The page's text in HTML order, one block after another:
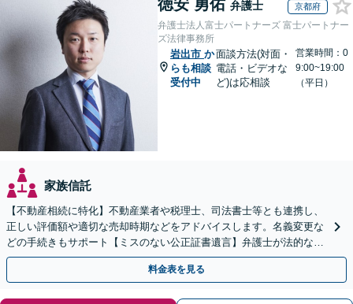
徳安 勇佑 弁護士 京都府
弁護士法人富士パートナーズ 富士パートナー
ズ法律事務所
岩出市 か
らも相談
受付中
面談方法(対面・
電話・ビデオな
ど)は応相談
営業時間：0
9:00~19:00
（平日）
家族信託
【不動産相続に特化】不動産業者や税理士、司法書士等とも連携し、
正しい評価額や適切な売却時期などをアドバイスします。名義変更な
どの手続きもサポート【ミスのない公正証書遺言】弁護士が法的な観
点から遺言書を作成します。
料金表を見る